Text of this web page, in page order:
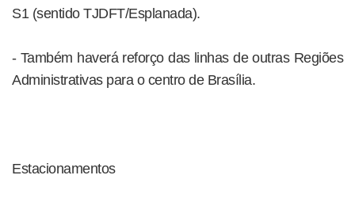
S1 (sentido TJDFT/Esplanada).
- Também haverá reforço das linhas de outras Regiões
Administrativas para o centro de Brasília.
Estacionamentos